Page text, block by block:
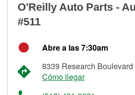
O'Reilly Auto Parts -
#511
Abre a las 7:30am
8339 Research
Cómo llegar